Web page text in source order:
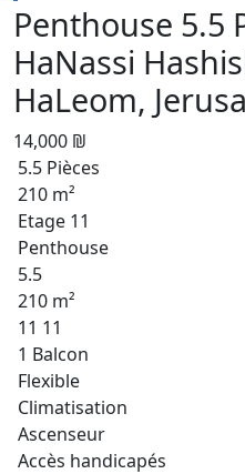
Penthouse 5.5
HaNassi
HaLeom,
14,000 ₪
5.5 Pièces
210 m²
Etage 11
Penthouse
5.5
210 m²
11 11
1 Balcon
Flexible
Climatisation
Ascenseur
Accès handicapés